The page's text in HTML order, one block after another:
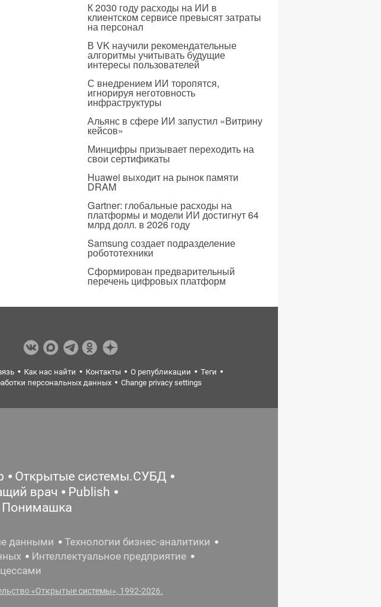
К 2030 году расходы на ИИ в
клиентском сервисе превысят затраты
на персонал
В VK научили рекомендательные
алгоритмы учитывать будущие
интересы пользователей
С внедрением ИИ торопятся,
игнорируя неготовность
инфраструктуры
Альянс в сфере ИИ запустил «Витрину
кейсов»
Минцифры призывает переходить на
свои сертификаты
Huawei выходит на рынок памяти
DRAM
Gartner: глобальные расходы на
платформы и модели ИИ достигнут 64
млрд долл. в 2026 году
Samsung создает подразделение
робототехники
Сформирован предварительный
перечень цифровых платформ
Как нас найти Контакты О републикации
Теги
персональных данных Change privacy settings
Открытые системы.СУБД
врач
Publish
Понимашка
данными
Технологии бизнес-аналитики
Интеллектуальное предприятие
«Открытые системы», 1992-2026.